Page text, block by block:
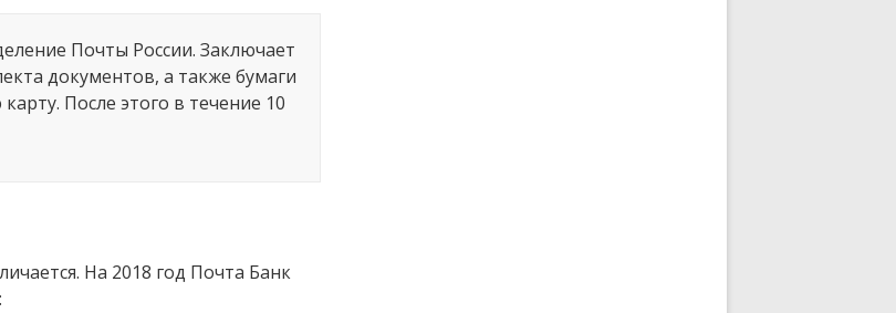
Почты России. Заключает
документов, а также бумаги
После этого в течение 10
На 2018 год Почта Банк